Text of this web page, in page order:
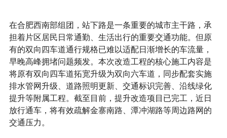
在合肥西南部组团，站下路是一条重要的城市主干路，承
担着片区居民日常通勤、生活出行的重要交通功能。但原
有的双向四车道通行规格已难以适配日渐增长的车流量，
早晚高峰拥堵问题频发。本次改造工程的核心施工内容是
将原有双向四车道拓宽升级为双向六车道，同步配套实施
排水管网升级、道路照明更新、交通标识完善、沿线绿化
提升等附属工程。截至目前，提升改造项目已完工，近日
放行通车，将有效疏解金寨南路、潭冲湖路等周边路网的
交通压力。